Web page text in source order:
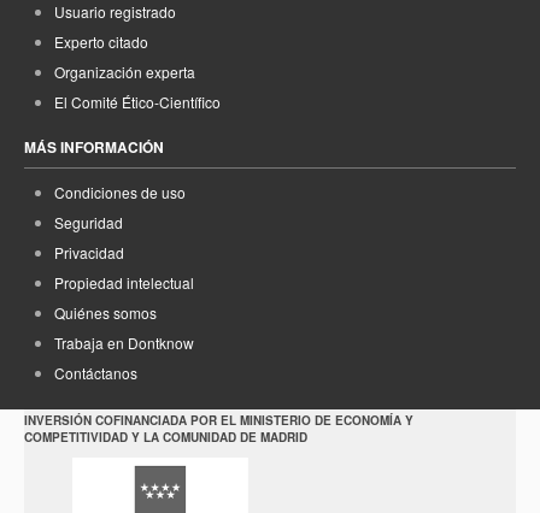
Usuario registrado
Experto citado
Organización experta
El Comité Ético-Científico
MÁS INFORMACIÓN
Condiciones de uso
Seguridad
Privacidad
Propiedad intelectual
Quiénes somos
Trabaja en Dontknow
Contáctanos
INVERSIÓN COFINANCIADA POR EL MINISTERIO DE ECONOMÍA Y
COMPETITIVIDAD Y LA COMUNIDAD DE MADRID